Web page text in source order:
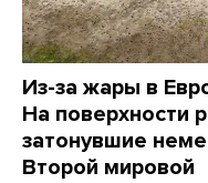
Из-за жары в
На поверхности
затонувшие
Второй мировой